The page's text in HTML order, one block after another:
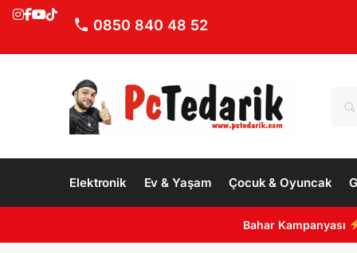
0850 840 48 52
Elektronik Ev & Yaşam Çocuk & Oyuncak
Bahar Kampanyası